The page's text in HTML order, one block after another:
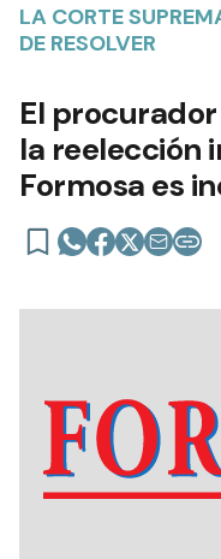
LA CORTE
DE RESOLVER
El
la reelección
Formosa es